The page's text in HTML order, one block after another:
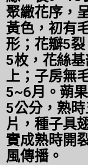
聚繖花序，
黃色，初有
形；花瓣5
5枚，花絲
上；子房無
5~6月。蒴
5公分，熟
片，種子具
實成熟時開
風傳播。